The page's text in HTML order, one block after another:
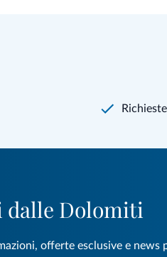
dalle Dolomiti
offerte esclusive e news